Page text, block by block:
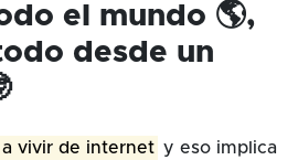
el mundo 🌎,
desde un
vivir de internet y eso implica